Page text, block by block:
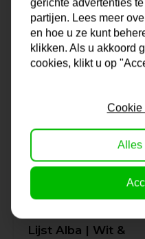
69,-
Lijst Alba | Wit &
gerichte advertenties
partijen. Lees meer
en hoe u ze kunt
klikken. Als u akkoord
cookies, klikt u op
Cookie
Alles